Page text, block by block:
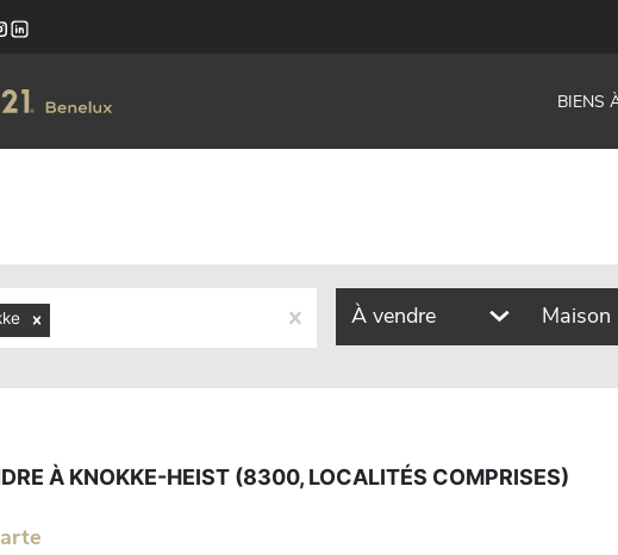
BIENS
À vendre Maison
À KNOKKE-HEIST (8300, LOCALITÉS COMPRISES)
Knokke-Heist (8300, localités comprises)